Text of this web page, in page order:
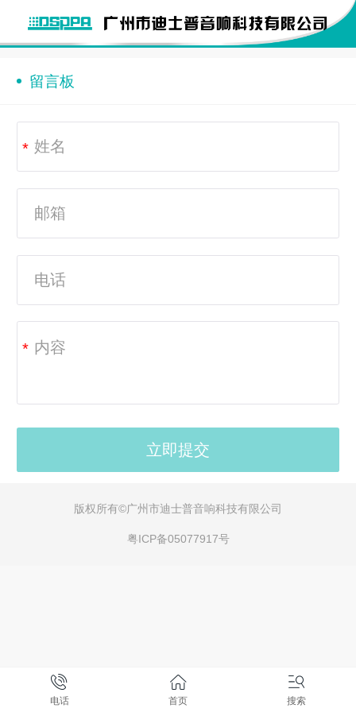
English
留言板
*
*
版权所有©广州市迪士普音响科技有限公司
粤ICP备05077917号
电话 首页 搜索